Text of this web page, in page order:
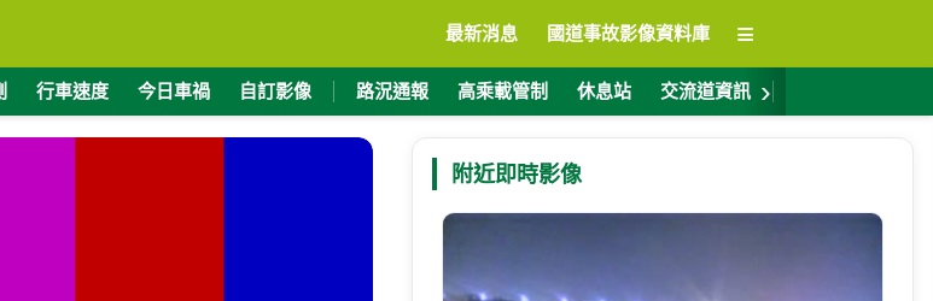
最新消息 國道事故影像資料庫 ≡
行車速度 今日車禍 自訂影像 路況通報 高乘載管制 休息站 交流道資訊 ›
附近即時影像